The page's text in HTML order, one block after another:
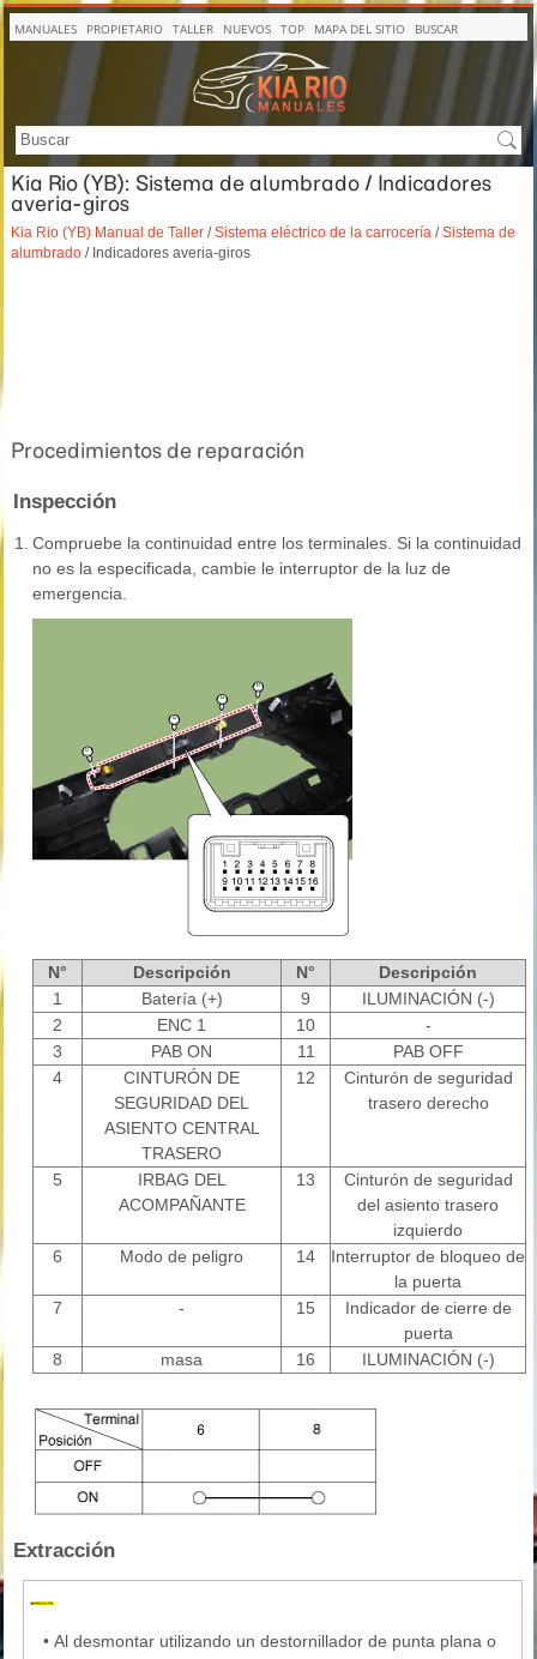
MANUALES PROPIETARIO TALLER NUEVOS TOP MAPA DEL SITIO BUSCAR
Kia Rio (YB): Sistema de alumbrado / Indicadores
averia-giros
Kia Rio (YB) Manual de Taller /Sistema eléctrico de la carrocería /Sistema de
alumbrado / Indicadores averia-giros
Procedimientos de reparación
Inspección
1.
Compruebe la continuidad entre los terminales. Si la continuidad
no es la especificada, cambie le interruptor de la luz de
emergencia.
N° Descripción N°
Descripción
1
Batería (+) 9
ILUMINACIÓN (-)
2
ENC 1 10
-
3
PAB ON 11
PAB OFF
4
CINTURÓN DE
SEGURIDAD DEL
ASIENTO CENTRAL
TRASERO
12
Cinturón de seguridad
trasero derecho
5
IRBAG DEL
ACOMPAÑANTE
13
Cinturón de seguridad
del asiento trasero
izquierdo
6
Modo de peligro 14
Interruptor de bloqueo de
la puerta
7
- 15
Indicador de cierre de
puerta
8
masa 16 ILUMINACIÓN (-)
Extracción
• Al desmontar utilizando un destornillador de punta plana o